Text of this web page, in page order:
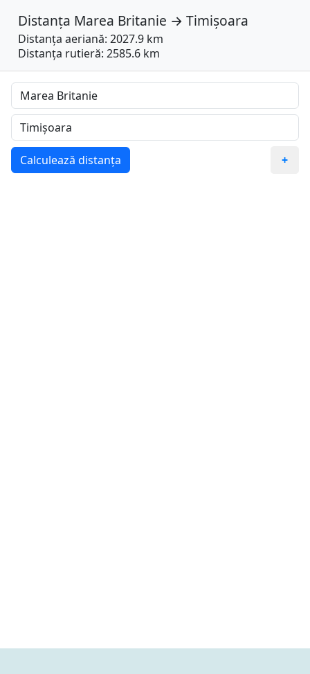
Distanța Marea Britanie → Timișoara
Distanța aeriană: 2027.9 km
Distanța rutieră: 2585.6 km
Calculează distanța +